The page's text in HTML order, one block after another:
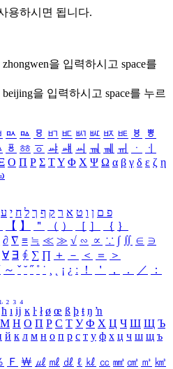
용하시면 됩니다.
zhongwen을 입력하시고 space를
beijing을 입력하시고 space를 누르
ㅯ ㅰ ㅱ ㅲ ㅳ ㅴ ㅵ ㅶ ㅷ ㅸ
ㅹ
ㆄ ㆅ ㆆ ㆇ ㆈ ㆉ ㆊ ㆋ ㆌ ㆍ
ㆎ
Ο Π Ρ Σ ΤΥ Φ Χ Ψ Ω α β γ δ ε ζ η
פ ם ן ו ט א ר ק ף ך ל ח י ע
【 】 ＂ （ ） ［ ］ ｛ ｝
∂ ∇ ≡ ≒ ≪ ≫ √ ∽ ∝ ∵ ∫ ∬ ∈ ∋
∀ ∃ ∮ ∑ ∏ ＋ － ＜ ＝
＞
～ ˇ ˘ ˝ ˚ ˙ ¸ ¡ ¿ ː ！ ＇ ， ． ／
：
₁ ₂ ₃ ₄
ħ ı ĳ ĸ ŀ ł ø œ ß þ ŧ ŋ ŉ
М Н О П Р С Т У Ф Х Ц Ч Ш Щ Ъ
й к л м н о п р с т у ф х ц ч ш щ ъ
Ｆ ￦ ㎕ ㎖ ㎗ ℓ ㎘ ㏄ ㎣ ㎤ ㎥ ㎦